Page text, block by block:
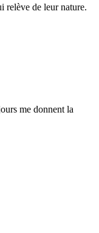
relève de leur nature.
me donnent la